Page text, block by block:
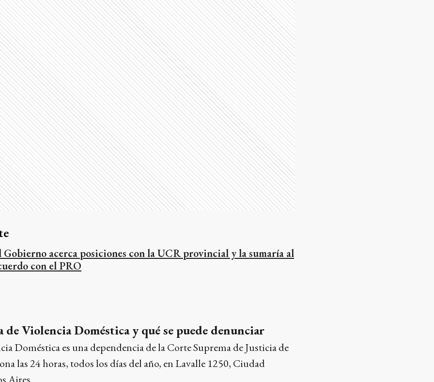
Gobierno acerca posiciones con la UCR provincial y la sumaría al
con el PRO
de Violencia Doméstica y qué se puede denunciar
Doméstica es una dependencia de la Corte Suprema de Justicia de
las 24 horas, todos los días del año, en Lavalle 1250, Ciudad
Aires.